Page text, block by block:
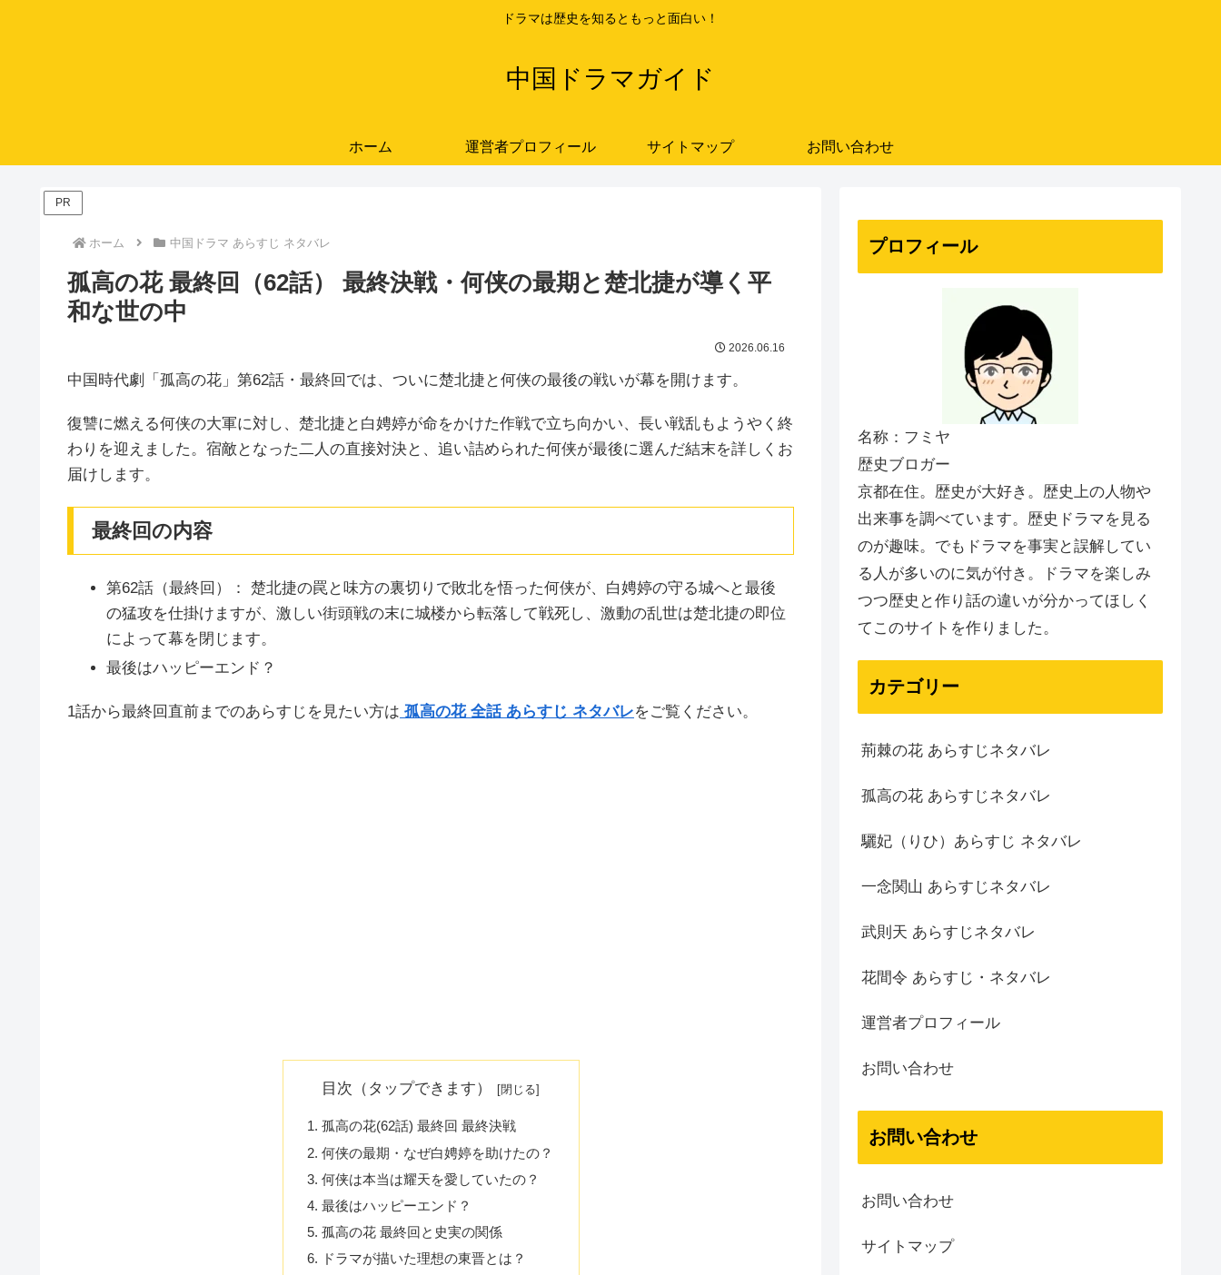
ドラマは歴史を知るともっと面白い！
中国ドラマガイド
ホーム 運営者プロフィール サイトマップ お問い合わせ
PR
ホーム 中国ドラマ あらすじ ネタバレ
孤高の花 最終回（62話） 最終決戦・何侠の最期と楚北捷が導く平
和な世の中
2026.06.16
中国時代劇「孤高の花」第62話・最終回では、ついに楚北捷と何侠の最後の戦いが幕を開けます。
復讐に燃える何侠の大軍に対し、楚北捷と白娉婷が命をかけた作戦で立ち向かい、長い戦乱もようやく終
わりを迎えました。宿敵となった二人の直接対決と、追い詰められた何侠が最後に選んだ結末を詳しくお
届けします。
最終回の内容
第62話（最終回）： 楚北捷の罠と味方の裏切りで敗北を悟った何侠が、白娉婷の守る城へと最後
の猛攻を仕掛けますが、激しい街頭戦の末に城楼から転落して戦死し、激動の乱世は楚北捷の即位
によって幕を閉じます。
最後はハッピーエンド？
1話から最終回直前までのあらすじを見たい方は 孤高の花 全話 あらすじ ネタバレをご覧ください。
目次（タップできます）
孤高の花(62話) 最終回 最終決戦
何侠の最期・なぜ白娉婷を助けたの？
何侠は本当は耀天を愛していたの？
最後はハッピーエンド？
孤高の花 最終回と史実の関係
ドラマが描いた理想の東晋とは？
プロフィール
名称：フミヤ
歴史ブロガー
京都在住。歴史が大好き。歴史上の人物や
出来事を調べています。歴史ドラマを見る
のが趣味。でもドラマを事実と誤解してい
る人が多いのに気が付き。ドラマを楽しみ
つつ歴史と作り話の違いが分かってほしく
てこのサイトを作りました。
カテゴリー
荊棘の花 あらすじネタバレ
孤高の花 あらすじネタバレ
驪妃（りひ）あらすじ ネタバレ
一念関山 あらすじネタバレ
武則天 あらすじネタバレ
花間令 あらすじ・ネタバレ
運営者プロフィール
お問い合わせ
お問い合わせ
お問い合わせ
サイトマップ